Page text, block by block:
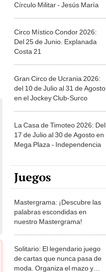
Círculo Militar - Jesús María
Circo Místico Condor 2026:
Del 25 de Junio. Explanada
Costa 21
Gran Circo de Ucrania 2026:
del 10 de Julio al 31 de Agosto
en el Jockey Club-Surco
La Casa de Timoteo 2026: Del
17 de Julio al 30 de Agosto en
Mega Plaza - Independencia
Juegos
Mastergrama: ¡Descubre las
palabras escondidas en
nuestro Mastergrama!
Solitario: El legendario juego
de cartas que nunca pasa de
moda. Organiza el mazo y